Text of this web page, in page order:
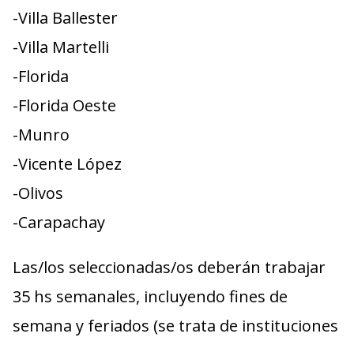
-Villa Ballester
-Villa Martelli
-Florida
-Florida Oeste
-Munro
-Vicente López
-Olivos
-Carapachay
Las/los seleccionadas/os deberán trabajar
35 hs semanales, incluyendo fines de
semana y feriados (se trata de instituciones